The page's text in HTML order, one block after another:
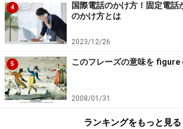
4
国際電話のかけ方！固定電話
のかけ方とは
2023/12/26
5 このフレーズの意味を figure
2008/01/31
ランキングをもっと見る